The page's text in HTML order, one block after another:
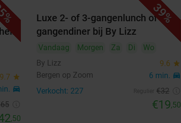
9.7 star
directions_car
,50
39%
Luxe 2- of 3-gangenlunch of 5-
gangendiner bij By Lizz
Vandaag Morgen Za Di
Wo
By Lizz
9.6 star
Bergen op Zoom 6 min. directions_car
Verkocht: 227 €32
€19,50